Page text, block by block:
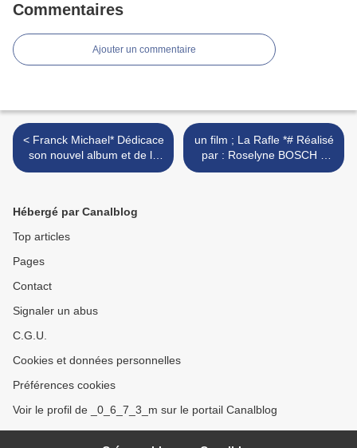
Commentaires
Ajouter un commentaire
< Franck Michael* Dédicace
son nouvel album et de la
St-Valentin,
un film ; La Rafle *# Réalisé
par : Roselyne BOSCH #
Avec : Mélanie Laurent ,
Hébergé par Canalblog
Top articles
Pages
Contact
Signaler un abus
C.G.U.
Cookies et données personnelles
Préférences cookies
Voir le profil de _0_6_7_3_m sur le portail Canalblog